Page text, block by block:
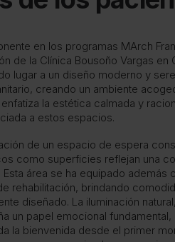
en los programas MArch
de la Clínica Bousoño Vargas en
lugar a un diseño moderno y
creando un ambiente
la estética calmada y
a estos espacios.
de un espacio de espera
como superficies reflejan una
área se ha equipado además
rehabilitación, brindando
diseñado. La iluminación
un papel emocional
la bienvenida desde el primer